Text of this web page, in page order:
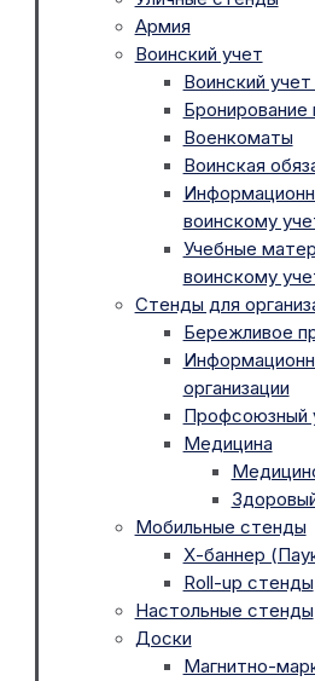
Армия
Воинский учет
Воинский учет
Бронирование
Военкоматы
Воинская
воинскому
Учебные
воинскому
Стенды для
Бережливое
организации
Профсоюзный
Медицина
Мобильные стенды
Х-баннер
Roll-up стенды
Настольные стенды
Доски
Магнитно-